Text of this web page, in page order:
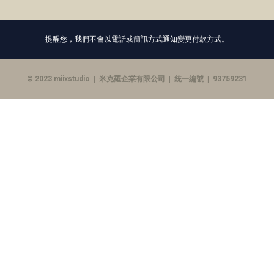
提醒您，我們不會以電話或簡訊方式通知變更付款方式。
© 2023 miixstudio | 米克羅企業有限公司 | 統一編號 | 93759231